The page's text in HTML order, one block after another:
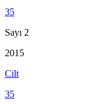
35
Sayı 2
2015
Cilt
35